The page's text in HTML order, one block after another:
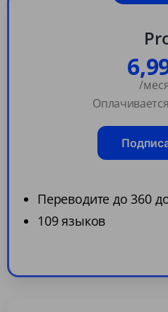
/
Переводите до 360
109 языков